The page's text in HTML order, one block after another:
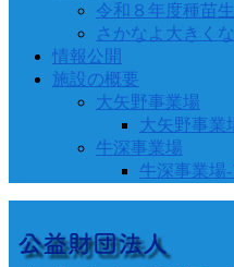
令和８年度種苗
さかなよ大きく
情報公開
施設の概要
大矢野事業場
大矢野事業
牛深事業場
牛深事業場